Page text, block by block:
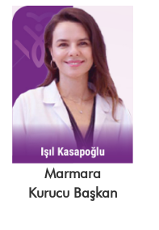
Marmara
Kurucu Başkan